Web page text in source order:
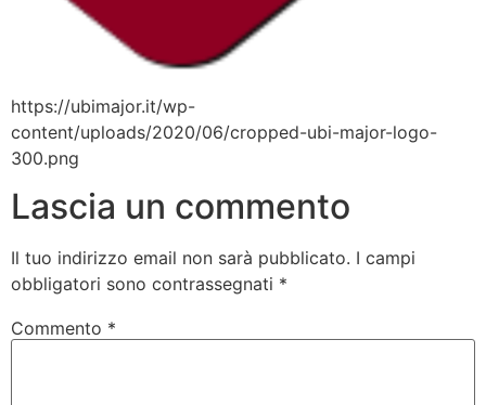
https://ubimajor.it/wp-
content/uploads/2020/06/cropped-ubi-major-logo-
300.png
Lascia un commento
Il tuo indirizzo email non sarà pubblicato. I campi
obbligatori sono contrassegnati *
Commento *